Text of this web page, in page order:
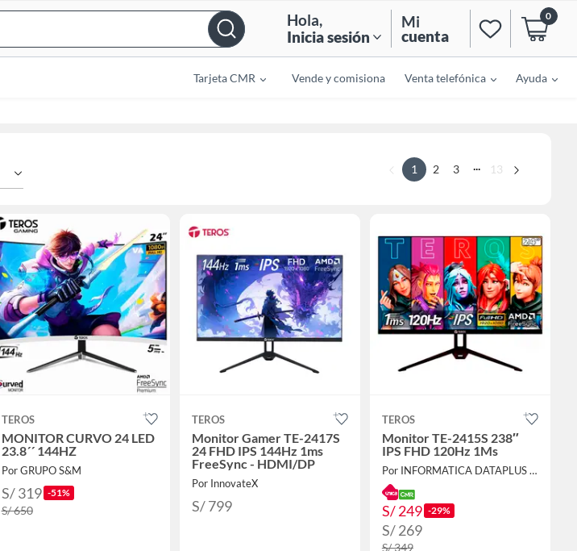
Bar
Hola,
Inicia sesión
Mi
cuenta
0
Tarjeta CMR Vende y comisiona Venta telefónica Ayuda
1 2 3 ... 13
TEROS
MONITOR CURVO 24 LED
23.8´´ 144HZ
Por GRUPO S&M
S/ 319 -51%
S/ 650
TEROS
Monitor Gamer TE-2417S
24 FHD IPS 144Hz 1ms
FreeSync - HDMI/DP
Por InnovateX
S/ 799
TEROS
Monitor TE-2415S 238″
IPS FHD 120Hz 1Ms
Por INFORMATICA DATAPLUS SAC
S/ 249 -29%
S/ 269
S/ 349